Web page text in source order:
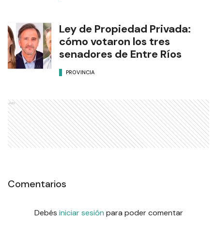
Ley de Propiedad Privada:
cómo votaron los tres
senadores de Entre Ríos
PROVINCIA
Ads
Comentarios
Debés iniciar sesión para poder comentar